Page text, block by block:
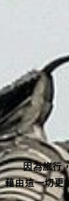
日本名古屋
韓國仁川
韓國清州